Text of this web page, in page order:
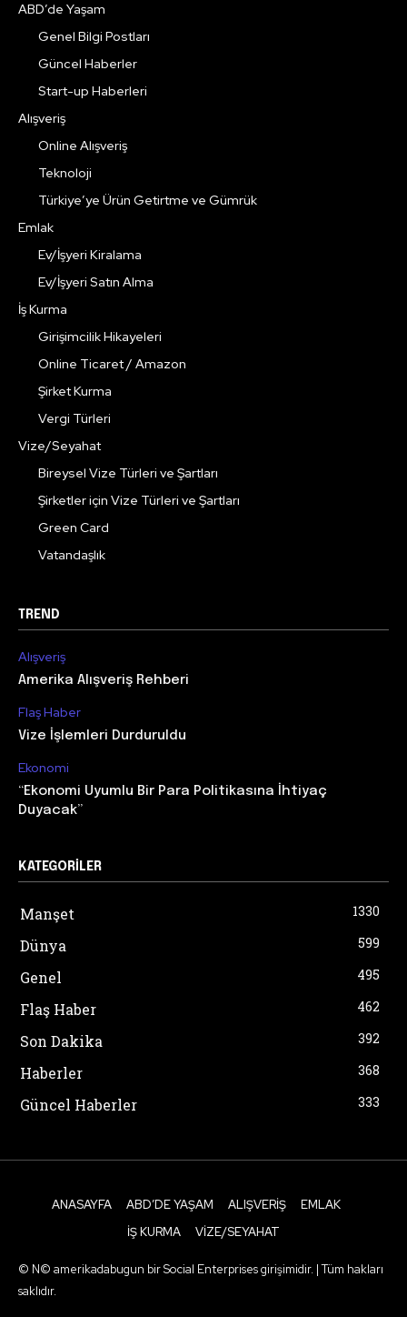
ABD’de Yaşam
Genel Bilgi Postları
Güncel Haberler
Start-up Haberleri
Alışveriş
Online Alışveriş
Teknoloji
Türkiye’ye Ürün Getirtme ve Gümrük
Emlak
Ev/İşyeri Kiralama
Ev/İşyeri Satın Alma
İş Kurma
Girişimcilik Hikayeleri
Online Ticaret / Amazon
Şirket Kurma
Vergi Türleri
Vize/Seyahat
Bireysel Vize Türleri ve Şartları
Şirketler için Vize Türleri ve Şartları
Green Card
Vatandaşlık
TREND
Alışveriş
Amerika Alışveriş Rehberi
Flaş Haber
Vize İşlemleri Durduruldu
Ekonomi
“Ekonomi Uyumlu Bir Para Politikasına İhtiyaç
Duyacak”
KATEGORILER
Manşet 1330
Dünya 599
Genel 495
Flaş Haber 462
Son Dakika 392
Haberler 368
Güncel Haberler 333
ANASAYFA ABD’DE YAŞAM ALIŞVERIŞ
EMLAK
İŞ KURMA
VIZE/SEYAHAT
© N© amerikadabugun bir Social Enterprises girişimidir. | Tüm hakları
saklıdır.